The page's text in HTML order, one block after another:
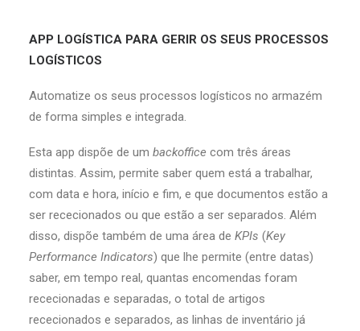
APP LOGÍSTICA PARA GERIR OS SEUS PROCESSOS
LOGÍSTICOS
Automatize os seus processos logísticos no armazém
de forma simples e integrada.
Esta app dispõe de um backoffice com três áreas
distintas. Assim, permite saber quem está a trabalhar,
com data e hora, início e fim, e que documentos estão a
ser rececionados ou que estão a ser separados. Além
disso, dispõe também de uma área de KPIs (Key
Performance Indicators) que lhe permite (entre datas)
saber, em tempo real, quantas encomendas foram
rececionadas e separadas, o total de artigos
rececionados e separados, as linhas de inventário já